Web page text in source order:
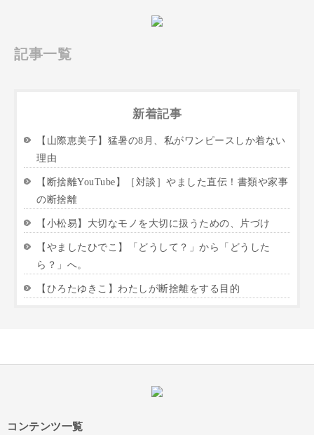
記事一覧
新着記事
【山際恵美子】猛暑の8月、私がワンピースしか着ない
理由
【断捨離YouTube】［対談］やました直伝！書類や家事
の断捨離
【小松易】大切なモノを大切に扱うための、片づけ
【やましたひでこ】「どうして？」から「どうした
ら？」へ。
【ひろたゆきこ】わたしが断捨離をする目的
コンテンツ一覧